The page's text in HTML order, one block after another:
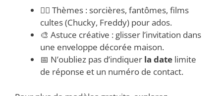
🧙‍♀️ Thèmes : sorcières, fantômes, films
cultes (Chucky, Freddy) pour ados.
🎨 Astuce créative : glisser l’invitation dans
une enveloppe décorée maison.
📅 N’oubliez pas d’indiquer la date limite
de réponse et un numéro de contact.